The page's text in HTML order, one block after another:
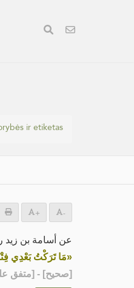
ir etiketas
+ -
عن أسامة بن زيد
«مَا تَرَكْتُ بَعْدِي
[صحيح] - [متفق